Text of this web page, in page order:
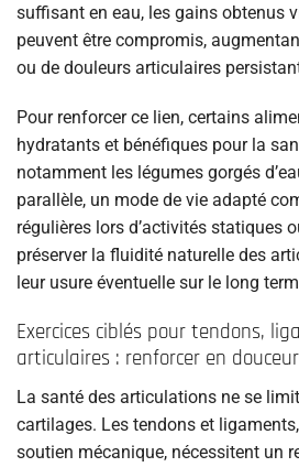
suffisant en eau, les gains obtenus
peuvent être compromis,
ou de douleurs articulaires
Pour renforcer ce lien, certains
hydratants et bénéfiques pour la
notamment les légumes gorgés
parallèle, un mode de vie adapté
régulières lors d’activités statiques
préserver la fluidité naturelle des
leur usure éventuelle sur le long
Exercices ciblés pour tendons,
articulaires : renforcer en douceur
La santé des articulations ne se
cartilages. Les tendons et
soutien mécanique, nécessitent un